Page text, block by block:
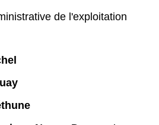
de l'exploitation